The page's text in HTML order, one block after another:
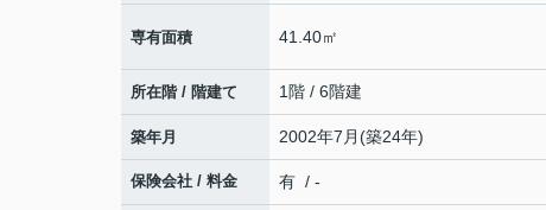
専有面積 41.40㎡
所在階 / 階建て 1階 / 6階建
築年月 2002年7月(築24年)
保険会社 / 料金 有 / -